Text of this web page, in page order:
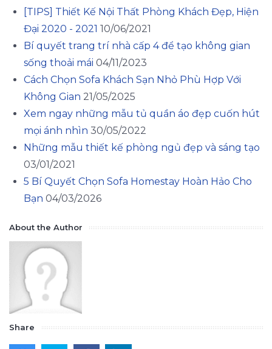
[TIPS] Thiết Kế Nội Thất Phòng Khách Đẹp, Hiện
Đại 2020 - 2021 10/06/2021
Bí quyết trang trí nhà cấp 4 để tạo không gian
sống thoải mái 04/11/2023
Cách Chọn Sofa Khách Sạn Nhỏ Phù Hợp Với
Không Gian 21/05/2025
Xem ngay những mẫu tủ quần áo đẹp cuốn hút
mọi ánh nhìn 30/05/2022
Những mẫu thiết kế phòng ngủ đẹp và sáng tạo
03/01/2021
5 Bí Quyết Chọn Sofa Homestay Hoàn Hảo Cho
Bạn 04/03/2026
About the Author
Share